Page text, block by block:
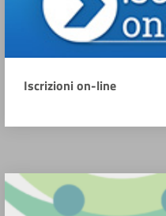
Iscrizioni on-line